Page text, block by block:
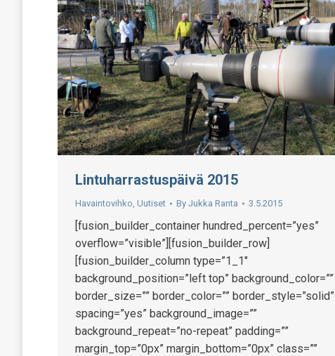
Lintuharrastuspäivä 2015
Havaintovihko Uutiset By Jukka Ranta 3.5.2015
[fusion_builder_container hundred_percent=”yes”
overflow=”visible”][fusion_builder_row]
[fusion_builder_column type=”1_1″
background_position=”left top” background_color=””
border_size=”” border_color=”” border_style=”solid”
spacing=”yes” background_image=””
background_repeat=”no-repeat” padding=””
margin_top=”0px” margin_bottom=”0px” class=””